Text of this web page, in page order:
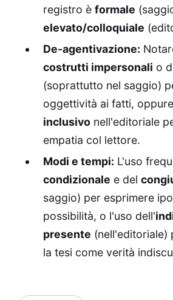
registro è formale
elevato/colloquiale
De-agentivazione:
costrutti impersonali o
(soprattutto nel saggio)
oggettività ai fatti,
inclusivonell'editoriale
empatia col lettore.
Modi e tempi: L'uso
condizionale e del
saggio) per esprimere
possibilità, o l'uso dell'
presente (nell'editoriale)
la tesi come verità